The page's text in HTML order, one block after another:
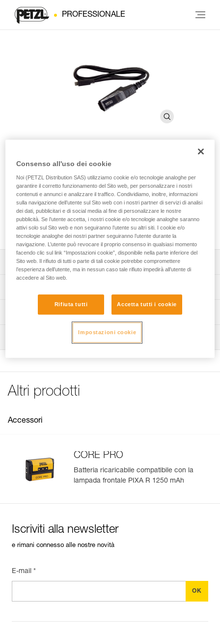
PROFESSIONALE
Cavo di ricarica per CORE
PRO
Cavo di ricarica per batteria CORE PRO
Cavo di ricarica destinato alla batteria CORE PRO.
Descrizione
Il cavo si può collegare alla batteria o direttamente alla
lampada, grazie ai punti di contatto esterni.
Connettore USB-C lato alimentazione rete e connettore
specifico Petzl lato batteria o lampada.
Indicatore di carica della batteria (rosso = in carica, verde
Peso: 30 g
Certificazione(i): CE
Informazioni tecniche
Scarica il pdf UE-Declaration-E132AA00-E131AA00-
FAQ
Gestisci e controlla facilmente i tuoi DPI
Importa ed esporta facilmente i dati dei tuoi DPI esistenti.
Visualizza lo storico di un prodotto dalla sua data di
Per saperne di più
Altri prodotti
Accessori
CORE PRO
Batteria ricaricabile compatibile con la
lampada frontale PIXA R 1250 mAh
Iscriviti alla newsletter
e rimani connesso alle nostre novità
E-mail *
Consenso all'uso dei cookie
Noi (PETZL Distribution SAS) utilizziamo cookie e/o tecnologie analoghe per
garantire il corretto funzionamento del Sito web, per personalizzare i nostri
contenuti e annunci e analizzare il traffico. Condividiamo, inoltre, informazioni
sulla navigazione dell’utente sul Sito web con i nostri partner di servizi di analisi
dei dati, pubblicitari e di social media al fine di personalizzare le nostre
pubblicità. Se l’utente accetta, i nostri cookie e/o tecnologie analoghe saranno
attivi solo sul Sito web e non seguiranno l’utente su altri siti. I cookie e/o
tecnologie analoghe dei nostri partner seguiranno l’utente durante la
navigazione. L’utente può revocare il proprio consenso in qualsiasi momento
facendo clic sul link “Impostazioni cookie”, disponibile nella parte inferiore del
Sito web. Il rifiuto di tutti o parte di tali cookie potrebbe compromettere
l’esperienza dell’utente, ma in nessun caso tale rifiuto impedirà all’utente di
accedere al Sito web.
Rifiuta tutti Accetta tutti i cookie
Impostazioni cookie